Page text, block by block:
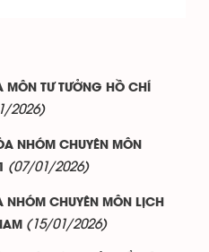
TƯ TƯỞNG HỒ CHÍ
2026)
NHÓM CHUYÊN MÔN
(07/01/2026)
CHUYÊN MÔN LỊCH
(15/01/2026)